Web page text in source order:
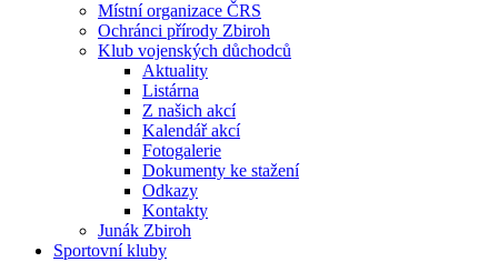
Místní organizace ČRS
Ochránci přírody Zbiroh
Klub vojenských důchodců
Aktuality
Listárna
Z našich akcí
Kalendář akcí
Fotogalerie
Dokumenty ke stažení
Odkazy
Kontakty
Junák Zbiroh
Sportovní kluby